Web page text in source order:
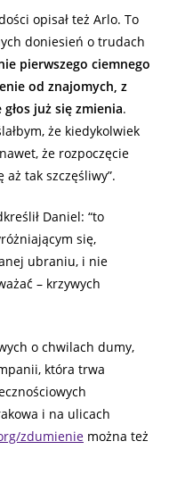
opisał też Arlo. To
doniesień o trudach
pierwszego ciemnego
od znajomych, z
już się zmienia.
że kiedykolwiek
że rozpoczęcie
tak szczęśliwy”.
Daniel: “to
się,
ubraniu, i nie
– krzywych
o chwilach dumy,
która trwa
i na ulicach
zdumienie można też